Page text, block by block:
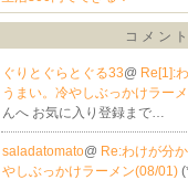
コメン
ぐりとぐらとぐる33@ Re[1]:
うまい。冷やしぶっかけラー
んへ お気に入り登録まで…
saladatomato@ Re:わけが分
やしぶっかけラーメン(08/01)